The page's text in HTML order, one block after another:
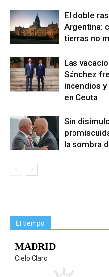
El doble
Argentina:
tierras no
Las
Sánchez
incendios
en Ceuta
Sin
la sombra
El tiempo
MADRID
Cielo Claro